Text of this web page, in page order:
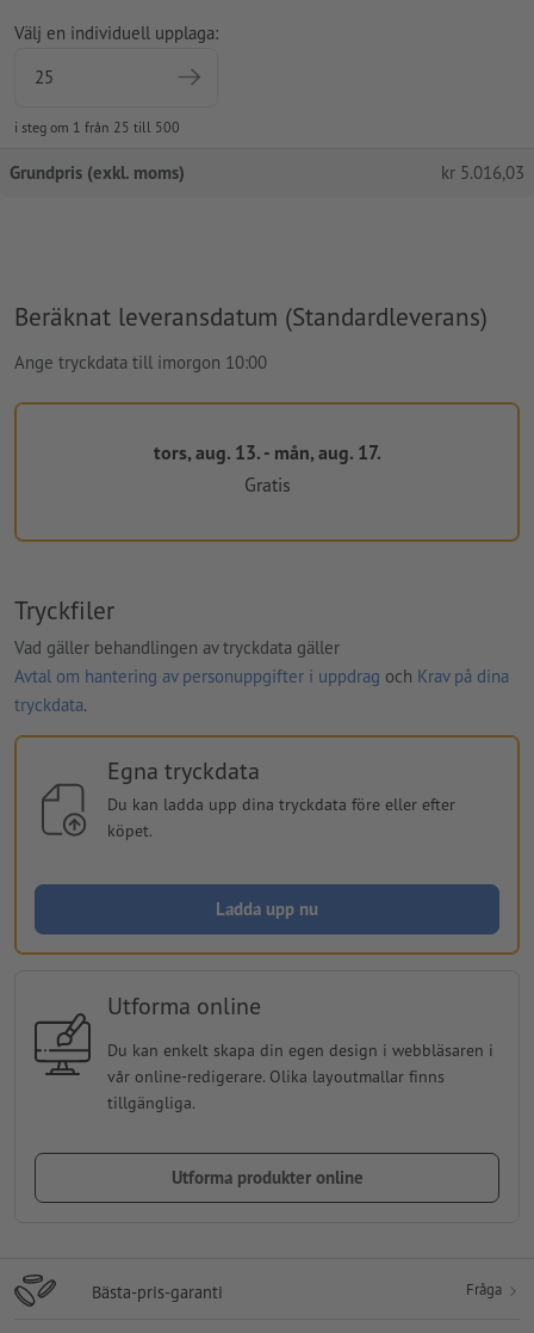
Välj en individuell upplaga:
i steg om 1 från 25 till 500
Grundpris (exkl. moms) kr 5.016,03
Beräknat leveransdatum (Standardleverans)
Ange tryckdata till imorgon 10:00
tors, aug. 13. - mån, aug. 17.
Gratis
Tryckfiler
Vad gäller behandlingen av tryckdata gäller
Avtal om hantering av personuppgifter i uppdrag och Krav på dina
tryckdata.
Egna tryckdata
Du kan ladda upp dina tryckdata före eller efter
köpet.
Ladda upp nu
Utforma online
Du kan enkelt skapa din egen design i webbläsaren i
vår online-redigerare. Olika layoutmallar finns
tillgängliga.
Utforma produkter online
Bästa-pris-garanti Fråga